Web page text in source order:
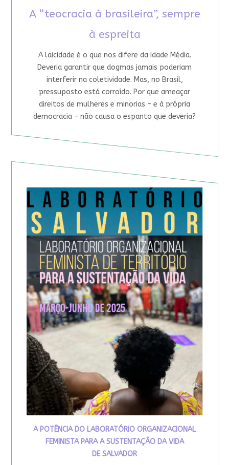
A “teocracia à brasileira”, sempre
à espreita
A laicidade é o que nos difere da Idade Média.
Deveria garantir que dogmas jamais poderiam
interferir na coletividade. Mas, no Brasil,
pressuposto está corroído. Por que ameaçar
direitos de mulheres e minorias – e à própria
democracia – não causa o espanto que deveria?
A POTÊNCIA DO LABORATÓRIO ORGANIZACIONAL
FEMINISTA PARA A SUSTENTAÇÃO DA VIDA
DE SALVADOR